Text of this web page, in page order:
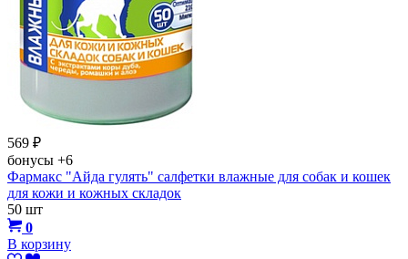
569 ₽
бонусы +6
Фармакс "Айда гулять" салфетки влажные для собак и кошек
для кожи и кожных складок
50 шт
0
В корзину